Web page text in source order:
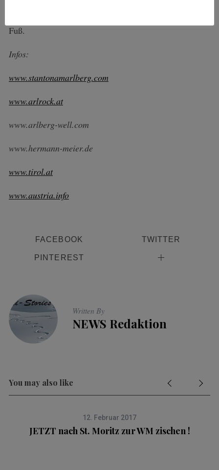
Fuß.
Infos:
www.stantonamarlberg.com
www.arlrock.at
www.arlberg-well.com
www.hermann-meier.de
www.tirol.at
www.austria.info
FACEBOOK TWITTER
PINTEREST
Written By
NEWS Redaktion
You may also like
12. Februar 2017
JETZT nach St. Moritz zur WM zischen !